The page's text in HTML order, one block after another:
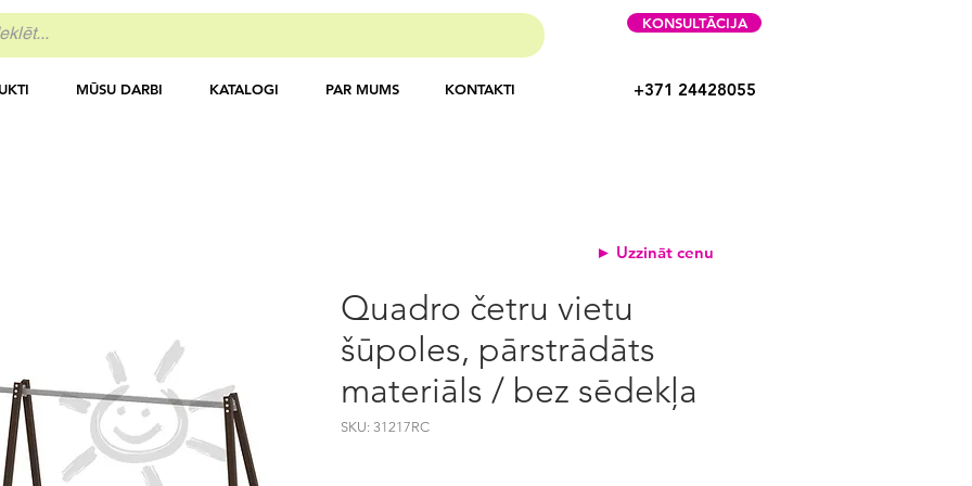
MŪSU DARBI KATALOGI PAR MUMS KONTAKTI
KONSULTĀCIJA
+371 24428055
Quadro četru vietu
šūpoles, pārstrādāts
materiāls / bez sēdekļa
SKU: 31217RC
► Uzzināt cenu